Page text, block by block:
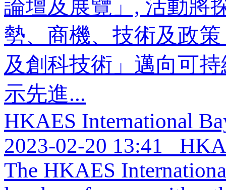
論壇及展覽」, 活動將
勢、商機、技術及政
及創科技術」邁向可
示先進...
HKAES International
2023-02-20 13:41
The HKAES